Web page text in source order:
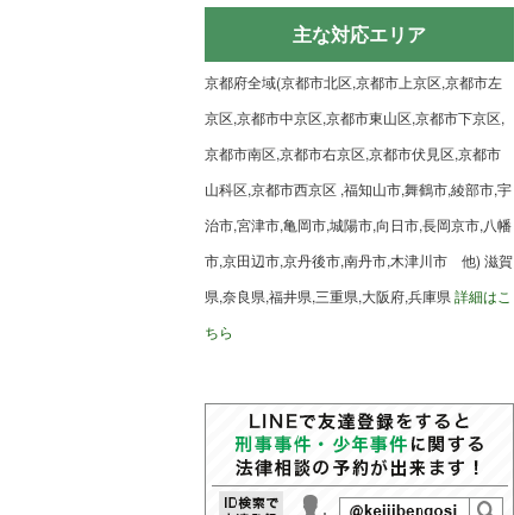
主な対応エリア
京都府全域(京都市北区,京都市上京区,京都市左
京区,京都市中京区,京都市東山区,京都市下京区,
京都市南区,京都市右京区,京都市伏見区,京都市
山科区,京都市西京区 ,福知山市,舞鶴市,綾部市,宇
治市,宮津市,亀岡市,城陽市,向日市,長岡京市,八幡
市,京田辺市,京丹後市,南丹市,木津川市 他) 滋賀
県,奈良県,福井県,三重県,大阪府,兵庫県 詳細はこ
ちら